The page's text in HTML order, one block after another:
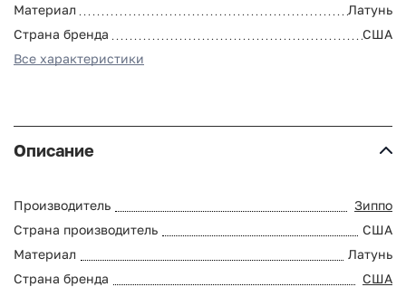
Материал
Латунь
Страна бренда
США
Все характеристики
Описание
Производитель
Зиппо
Страна производитель
США
Материал
Латунь
Страна бренда
США